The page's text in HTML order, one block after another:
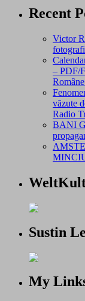
Recent
Victor
– PDF/
văzute
Radio
BANI
Sustin
My